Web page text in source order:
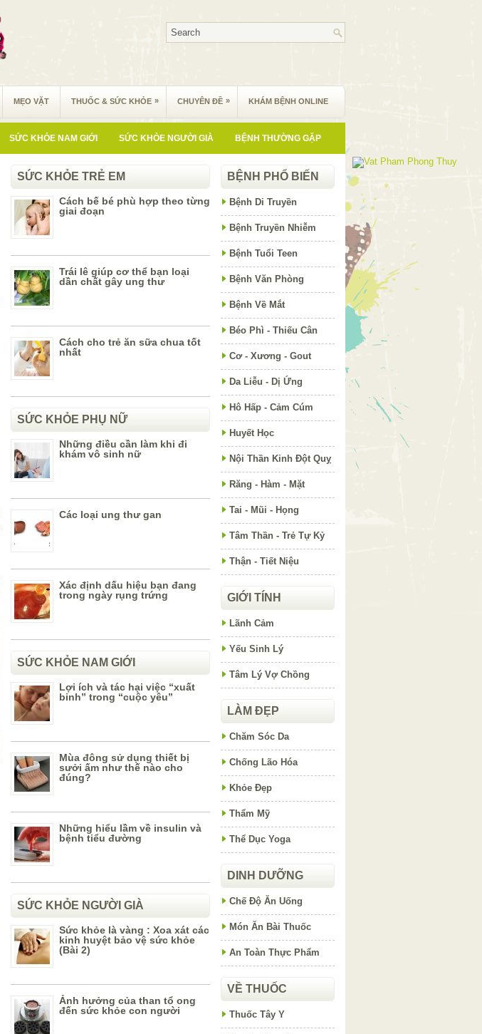
MẸO VẶT THUỐC & SỨC KHỎE » CHUYÊN ĐỀ » KHÁM BỆNH ONLINE
SỨC KHỎE NAM GIỚI SỨC KHỎE NGƯỜI GIÀ BỆNH THƯỜNG GẶP
SỨC KHỎE TRẺ EM
Cách bế bé phù hợp theo từng
giai đoạn
Trái lê giúp cơ thể bạn loại
dần chất gây ung thư
Cách cho trẻ ăn sữa chua tốt
nhất
SỨC KHỎE PHỤ NỮ
Những điều cần làm khi đi
khám vô sinh nữ
Các loại ung thư gan
Xác định dấu hiệu bạn đang
trong ngày rụng trứng
SỨC KHỎE NAM GIỚI
Lợi ích và tác hại việc “xuất
binh” trong “cuộc yêu”
Mùa đông sử dụng thiết bị
sưởi ấm như thế nào cho
đúng?
Những hiểu lầm về insulin và
bệnh tiểu đường
SỨC KHỎE NGƯỜI GIÀ
Sức khỏe là vàng : Xoa xát các
kinh huyệt bảo vệ sức khỏe
(Bài 2)
Ảnh hưởng của than tổ ong
đến sức khỏe con người
BỆNH PHỔ BIẾN
Bệnh Di Truyền
Bệnh Truyền Nhiễm
Bệnh Tuổi Teen
Bệnh Văn Phòng
Bệnh Về Mắt
Béo Phì - Thiếu Cân
Cơ - Xương - Gout
Da Liễu - Dị Ứng
Hô Hấp - Cảm Cúm
Huyết Học
Nội Thần Kinh Đột Quỵ
Răng - Hàm - Mặt
Tai - Mũi - Họng
Tâm Thần - Trẻ Tự Kỷ
Thận - Tiết Niệu
GIỚI TÍNH
Lãnh Cảm
Yếu Sinh Lý
Tâm Lý Vợ Chồng
LÀM ĐẸP
Chăm Sóc Da
Chống Lão Hóa
Khỏe Đẹp
Thẩm Mỹ
Thể Dục Yoga
DINH DƯỠNG
Chế Độ Ăn Uống
Món Ăn Bài Thuốc
An Toàn Thực Phẩm
VỀ THUỐC
Thuốc Tây Y